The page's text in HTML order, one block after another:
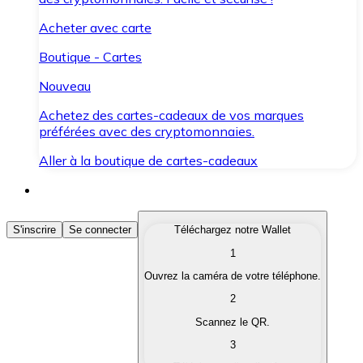
Acheter avec carte
Boutique - Cartes
Nouveau
Achetez des cartes-cadeaux de vos marques
préférées avec des cryptomonnaies.
Aller à la boutique de cartes-cadeaux
Acheter des Cryptomonnaies
Achetez les cryptomonnaies qui vous intéressent
Convertissez vos cryptomonnaies en monnaie
S'inscrire Se connecter
Téléchargez notre Wallet
1
Ouvrez la caméra de votre téléphone.
2
Scannez le QR.
3